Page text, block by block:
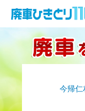
今帰仁
廃車･事故車の買